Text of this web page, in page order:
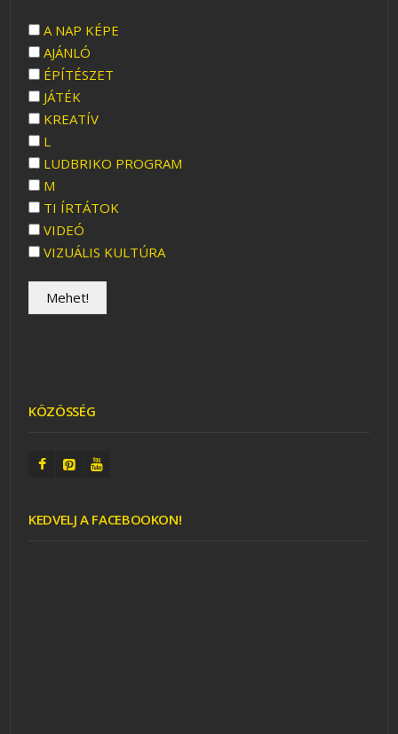
A NAP KÉPE
AJÁNLÓ
ÉPÍTÉSZET
JÁTÉK
KREATÍV
L
LUDBRIKO PROGRAM
M
TI ÍRTÁTOK
VIDEÓ
VIZUÁLIS KULTÚRA
KÖZÖSSÉG
KEDVELJ A FACEBOOKON!